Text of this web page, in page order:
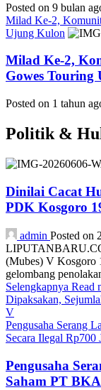
Posted on 9 bulan
Milad Ke-2,
Ujung Kulon
Milad Ke-2,
Gowes
Posted on 1 tahun
Politik &
Dinilai Cacat
PDK Kosgoro
admin Posted on
(Mubes) V Kosgoro
gelombang
Selengkapnya Read
Dipaksakan,
V
Pengusaha Serang
Secara Ilegal Rp700
Pengusaha
Saham PT